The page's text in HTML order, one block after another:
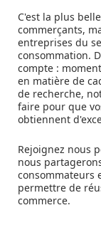
C'est la plus
commerçants,
entreprises du
consommation.
compte :
en matière de
de recherche,
faire pour que
obtiennent
Rejoignez nous
nous
consommateurs
permettre de
commerce.